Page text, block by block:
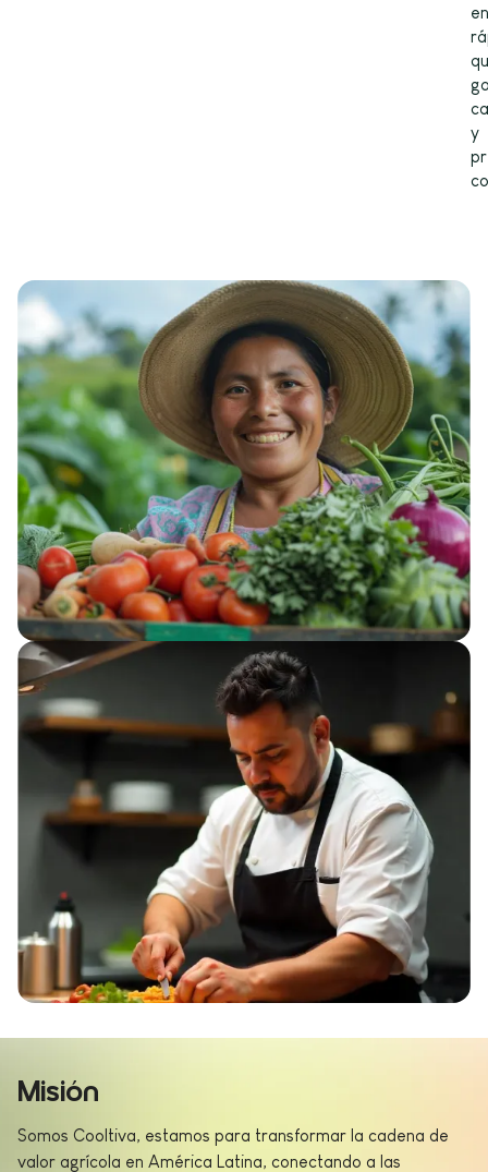
y
Misión
Somos Cooltiva, estamos para transformar la cadena de
valor agrícola en América Latina, conectando a las